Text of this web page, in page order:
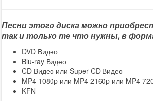
Песни этого диска можно
так и только те что нужны, в
DVD Видео
Blu-ray Видео
CD Видео или Super CD Видео
MP4 1080p или MP4 2160p или MP4
KFN